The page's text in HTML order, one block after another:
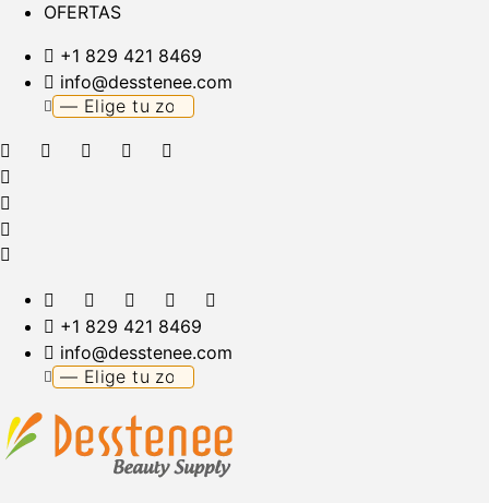
OFERTAS
+1 829 421 8469
info@desstenee.com
+1 829 421 8469
info@desstenee.com